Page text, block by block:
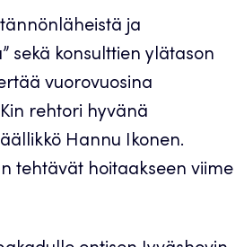
ja
sekä konsulttien ylätason
vuorovuosina
rehtori hyvänä
Hannu Ikonen.
tehtävät hoitaakseen viime